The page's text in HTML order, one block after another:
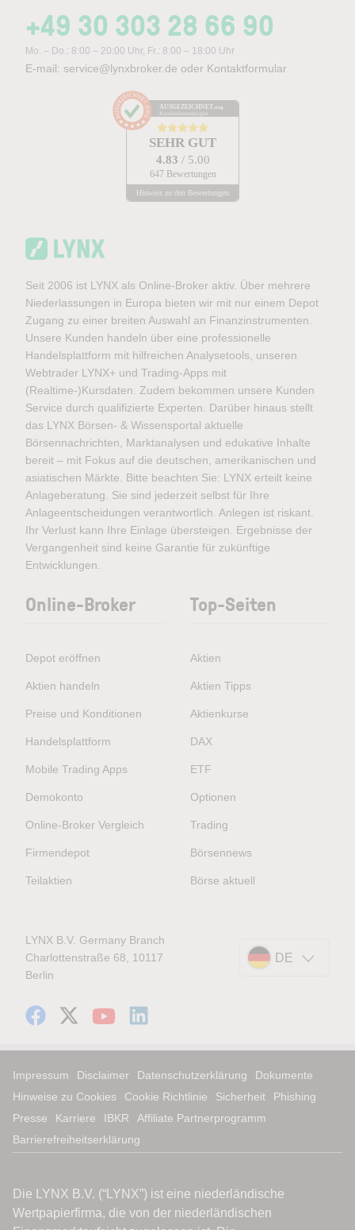
+49 30 303 28 66 90
Mo. – Do.: 8:00 – 20:00 Uhr, Fr.: 8:00 – 18:00 Uhr
E-mail: service@lynxbroker.de oder Kontaktformular
AUSGEZEICHNET .org
Kundenbewertungen
SEHR GUT
4.83 / 5.00
647 Bewertungen
Hinweis zu den Bewertungen
Seit 2006 ist LYNX als Online-Broker aktiv. Über mehrere
Niederlassungen in Europa bieten wir mit nur einem Depot
Zugang zu einer breiten Auswahl an Finanzinstrumenten.
Unsere Kunden handeln über eine professionelle
Handelsplattform mit hilfreichen Analysetools, unseren
Webtrader LYNX+ und Trading-Apps mit
(Realtime-)Kursdaten. Zudem bekommen unsere Kunden
Service durch qualifizierte Experten. Darüber hinaus stellt
das LYNX Börsen- & Wissensportal aktuelle
Börsennachrichten, Marktanalysen und edukative Inhalte
bereit – mit Fokus auf die deutschen, amerikanischen und
asiatischen Märkte. Bitte beachten Sie: LYNX erteilt keine
Anlageberatung. Sie sind jederzeit selbst für Ihre
Anlageentscheidungen verantwortlich. Anlegen ist riskant.
Ihr Verlust kann Ihre Einlage übersteigen. Ergebnisse der
Vergangenheit sind keine Garantie für zukünftige
Entwicklungen.
Online-Broker
Depot eröffnen
Aktien handeln
Preise und Konditionen
Handelsplattform
Mobile Trading Apps
Demokonto
Online-Broker Vergleich
Firmendepot
Teilaktien
Top-Seiten
Aktien
Aktien Tipps
Aktienkurse
DAX
ETF
Optionen
Trading
Börsennews
Börse aktuell
LYNX B.V. Germany Branch
Charlottenstraße 68, 10117
Berlin
DE
Impressum Disclaimer Datenschutzerklärung
Dokumente
Hinweise zu Cookies
Cookie Richtlinie Sicherheit
Phishing
Presse
Karriere IBKR
Affiliate Partnerprogramm
Barrierefreiheitserklärung